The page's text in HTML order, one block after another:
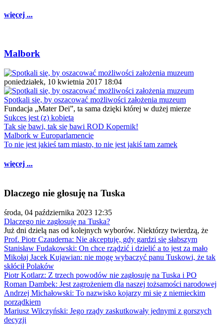
więcej ...
Malbork
poniedziałek, 10 kwietnia 2017 18:04
Spotkali się, by oszacować możliwości założenia muzeum
Fundacja „Mater Dei”, ta sama dzięki której w dużej mierze
Sukces jest (z) kobietą
Tak się bawi, tak się bawi ROD Kopernik!
Malbork w Europarlamencie
To nie jest jakieś tam miasto, to nie jest jakiś tam zamek
więcej ...
Dlaczego nie głosuję na Tuska
środa, 04 października 2023 12:35
Dlaczego nie zagłosuję na Tuska?
Już dni dzielą nas od kolejnych wyborów. Niektórzy twierdzą, że
Prof. Piotr Czauderna: Nie akceptuję, gdy gardzi się słabszym
Stanisław Fudakowski: On chce rządzić i dzielić a to jest za mało
Mikołaj Jacek Kujawian: nie mogę wybaczyć panu Tuskowi, że tak
skłócił Polaków
Piotr Kotlarz: Z trzech powodów nie zagłosuję na Tuska i PO
Roman Dambek: Jest zagrożeniem dla naszej tożsamości narodowej
Andrzej Michałowski: To nazwisko kojarzy mi się z niemieckim
porządkiem
Mariusz Wilczyński: Jego rządy zaskutkowały jednymi z gorszych
decyzji